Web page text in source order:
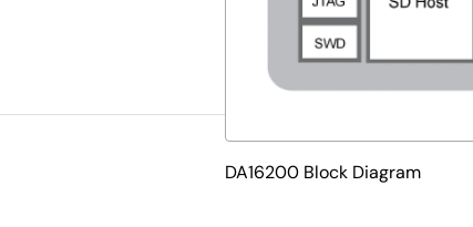
DA16200 Block Diagram